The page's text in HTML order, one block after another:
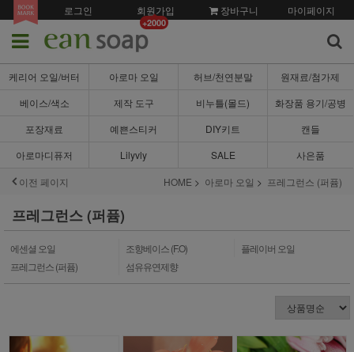
로그인 회원가입
+2000
장바구니 마이페이지
케리어 오일/버터 아로마 오일 허브/천연분말
원재료/첨가제
베이스/색소
제작 도구 비누틀(몰드)
화장품 용기/공병
포장재료
예쁜스티커 DIY키트
캔들
아로마디퓨저
Lilyvly SALE
사은품
이전 페이지
HOME 아로마 오일 프레그런스 (퍼퓸)
프레그런스 (퍼퓸)
에센셜 오일 조향베이스 (F.O)
플레이버 오일
프레그런스 (퍼퓸)
섬유유연제향